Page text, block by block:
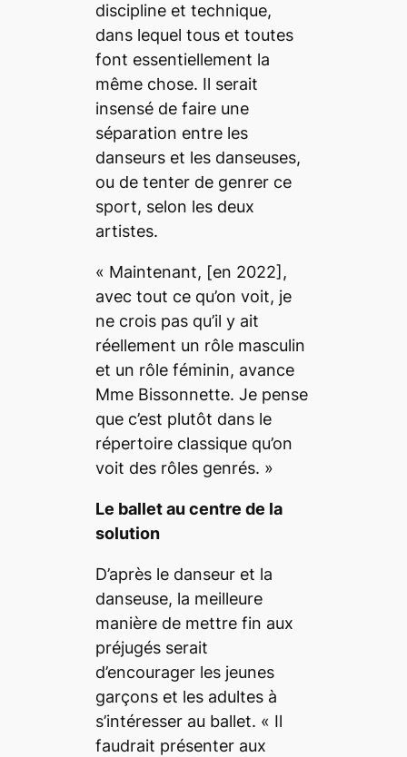
discipline et technique,
dans lequel tous et toutes
font essentiellement la
même chose. Il serait
insensé de faire une
séparation entre les
danseurs et les danseuses,
ou de tenter de genrer ce
sport, selon les deux
artistes.
« Maintenant, [en 2022],
avec tout ce qu’on voit, je
ne crois pas qu’il y ait
réellement un rôle masculin
et un rôle féminin, avance
Mme Bissonnette. Je pense
que c’est plutôt dans le
répertoire classique qu’on
voit des rôles genrés. »
Le ballet au centre de la
solution
D’après le danseur et la
danseuse, la meilleure
manière de mettre fin aux
préjugés serait
d’encourager les jeunes
garçons et les adultes à
s’intéresser au ballet. « Il
faudrait présenter aux